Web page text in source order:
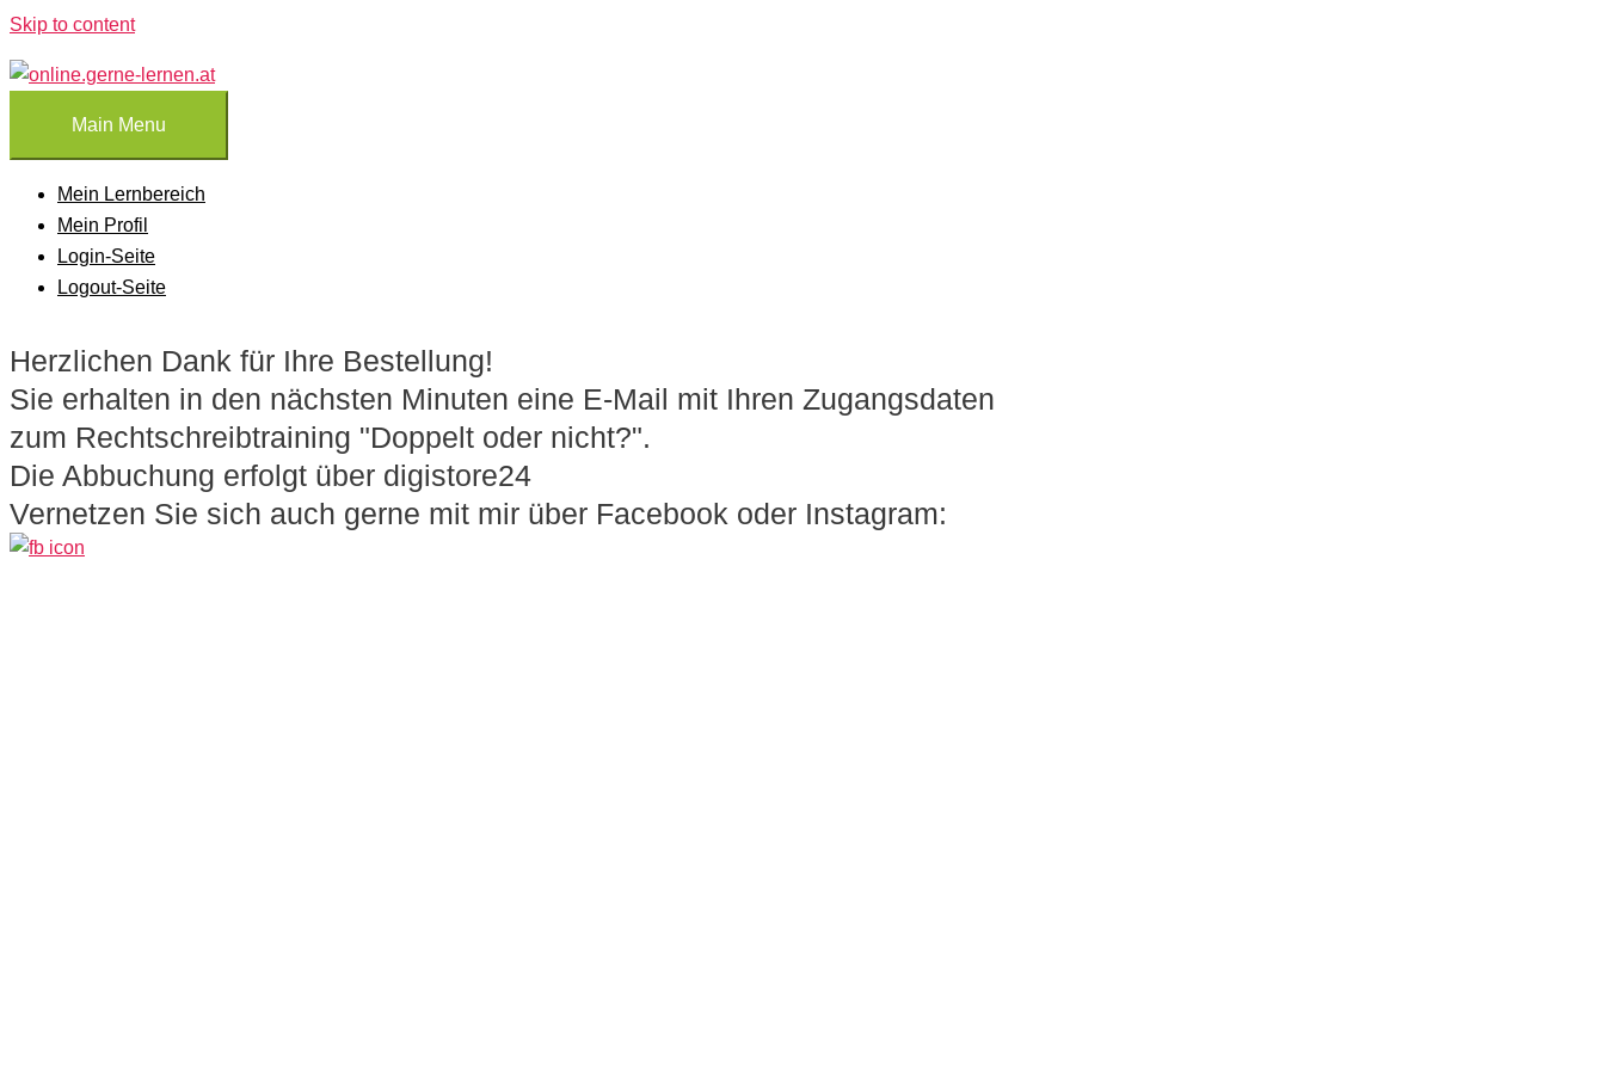
Skip to content
Main Menu
Mein Lernbereich
Mein Profil
Login-Seite
Logout-Seite
Herzlichen Dank für Ihre Bestellung!
Sie erhalten in den nächsten Minuten eine E-Mail mit Ihren Zugangsdaten
zum Rechtschreibtraining "Doppelt oder nicht?".
Die Abbuchung erfolgt über digistore24
Vernetzen Sie sich auch gerne mit mir über Facebook oder Instagram: